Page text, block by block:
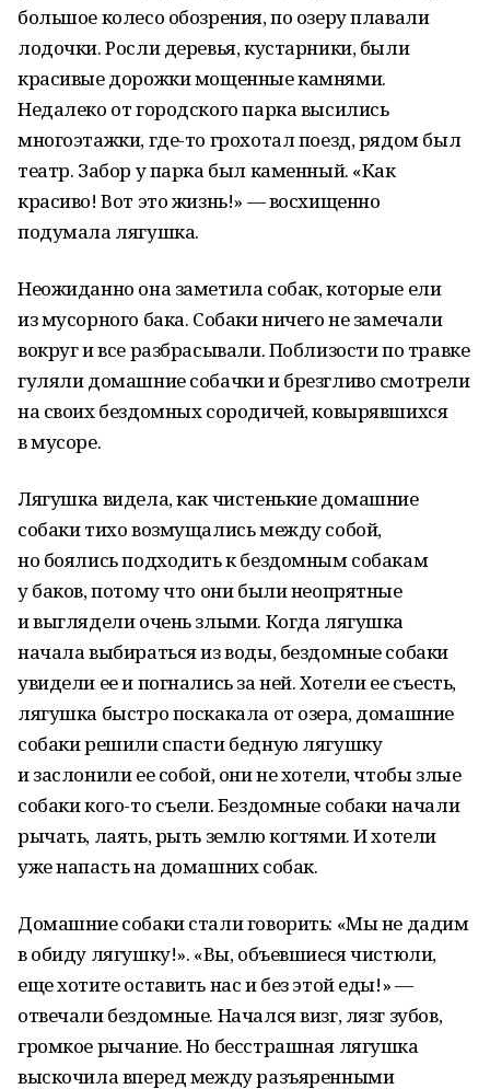
большое колесо обозрения, по озеру плавали
лодочки. Росли деревья, кустарники, были
красивые дорожки мощенные камнями.
Недалеко от городского парка высились
многоэтажки, где-то грохотал поезд, рядом был
театр. Забор у парка был каменный. «Как
красиво! Вот это жизнь!» — восхищенно
подумала лягушка.
Неожиданно она заметила собак, которые ели
из мусорного бака. Собаки ничего не замечали
вокруг и все разбрасывали. Поблизости по травке
гуляли домашние собачки и брезгливо смотрели
на своих бездомных сородичей, ковырявшихся
в мусоре.
Лягушка видела, как чистенькие домашние
собаки тихо возмущались между собой,
но боялись подходить к бездомным собакам
у баков, потому что они были неопрятные
и выглядели очень злыми. Когда лягушка
начала выбираться из воды, бездомные собаки
увидели ее и погнались за ней. Хотели ее съесть,
лягушка быстро поскакала от озера, домашние
собаки решили спасти бедную лягушку
и заслонили ее собой, они не хотели, чтобы злые
собаки кого-то съели. Бездомные собаки начали
рычать, лаять, рыть землю когтями. И хотели
уже напасть на домашних собак.
Домашние собаки стали говорить: «Мы не дадим
в обиду лягушку!». «Вы, объевшиеся чистюли,
еще хотите оставить нас и без этой еды!» —
отвечали бездомные. Начался визг, лязг зубов,
громкое рычание. Но бесстрашная лягушка
выскочила вперед между разъяренными